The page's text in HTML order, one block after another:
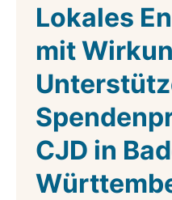
Lokales
mit
CJD in